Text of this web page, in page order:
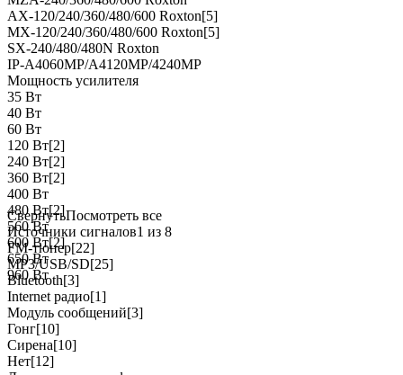
AX-120/240/360/480/600 Roxton[5]
MX-120/240/360/480/600 Roxton[5]
SX-240/480/480N Roxton
IP-A4060MP/A4120MP/4240MP
Мощность усилителя
35 Вт
40 Вт
60 Вт
120 Вт[2]
240 Вт[2]
360 Вт[2]
400 Вт
480 Вт[2]
560 Вт
600 Вт[2]
650 Вт
960 Вт
СвернутьПосмотреть все
Источники сигналов1 из 8
FM-тюнер[22]
MP3/USB/SD[25]
Bluetooth[3]
Internet радио[1]
Модуль сообщений[3]
Гонг[10]
Сирена[10]
Нет[12]